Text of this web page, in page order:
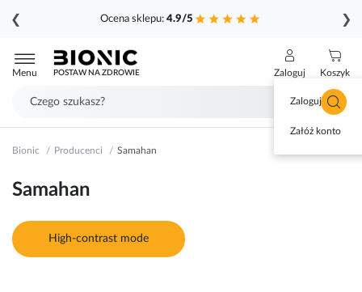
Ocena sklepu: 4.9/5
❮ ❯
do
treści
Menu POSTAW NA ZDROWIE Zaloguj
Zaloguj się
Załóż konto
Koszyk
Bionic Producenci Samahan
Samahan
High-contrast mode